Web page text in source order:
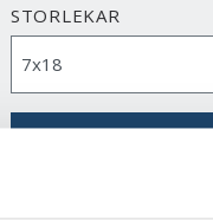
STORLEKAR